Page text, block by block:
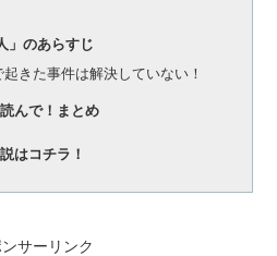
」のあらすじ
起きた事件は解決していない！
んで！まとめ
はコチラ！
ンサーリンク